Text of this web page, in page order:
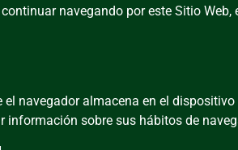
navegando por este Sitio
navegador almacena en el
sobre sus hábitos de